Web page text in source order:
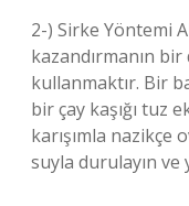
2-) Sirke Yöntemi
kazandırmanın
kullanmaktır. Bir
bir çay kaşığı tuz
karışımla nazikçe
suyla durulayın